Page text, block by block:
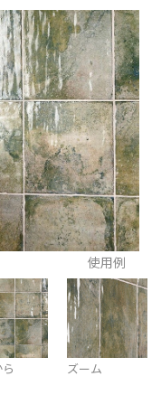
使用例
ズーム